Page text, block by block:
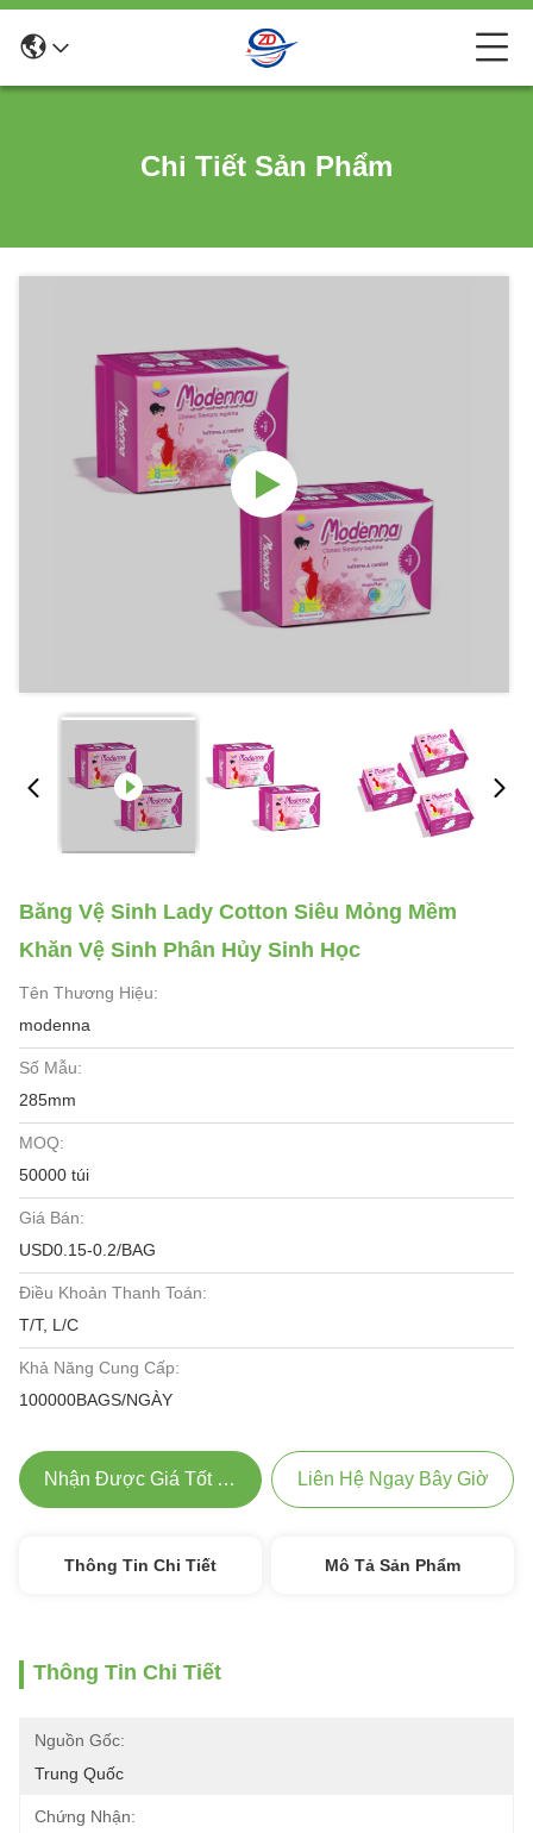
Chi Tiết Sản Phẩm
Băng Vệ Sinh Lady Cotton Siêu Mỏng Mềm
Khăn Vệ Sinh Phân Hủy Sinh Học
Tên Thương Hiệu:
modenna
Số Mẫu:
285mm
MOQ:
50000 túi
Giá Bán:
USD0.15-0.2/BAG
Điều Khoản Thanh Toán:
T/T, L/C
Khả Năng Cung Cấp:
100000BAGS/NGÀY
Nhận Được Giá Tốt Nhất Liên Hệ Ngay Bây Giờ
Thông Tin Chi Tiết Mô Tả Sản Phẩm
Thông Tin Chi Tiết
Nguồn Gốc:
Trung Quốc
Chứng Nhận: